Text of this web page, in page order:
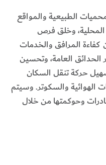
الطبيعية والمواقع
المحلية، وخلق فرص
كفاءة المرافق والخدمات
الحدائق العامة، وتحسين
حركة تنقل السكان
الهوائية والسكوتر. وسيتم
وحوكمتها من خلال